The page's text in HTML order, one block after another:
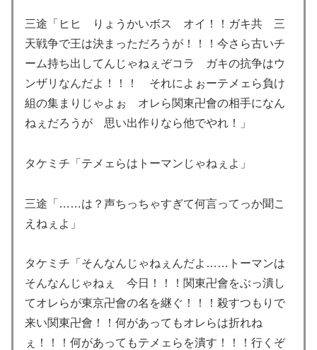
三途「ヒヒ りょうかいボス オイ！！ガキ共 三
天戦争で王は決まっただろうが！！！今さら古いチ
ーム持ち出してんじゃねぇぞコラ ガキの抗争はウ
ンザリなんだよ！！！ それによぉーテメェら負け
組の集まりじゃよぉ オレら関東卍會の相手になん
ねぇだろうが 思い出作りなら他でやれ！」
タケミチ「テメェらはトーマンじゃねぇよ」
三途「……は？声ちっちゃすぎて何言ってっか聞こ
えねぇよ」
タケミチ「そんなんじゃねぇんだよ……トーマンは
そんなんじゃねぇ 今日！！！関東卍會をぶっ潰し
てオレらが東京卍會の名を継ぐ！！！殺すつもりで
来い関東卍會！！何があってもオレらは折れね
ぇ！！！何があってもテメェらを潰す！！！行くぞ